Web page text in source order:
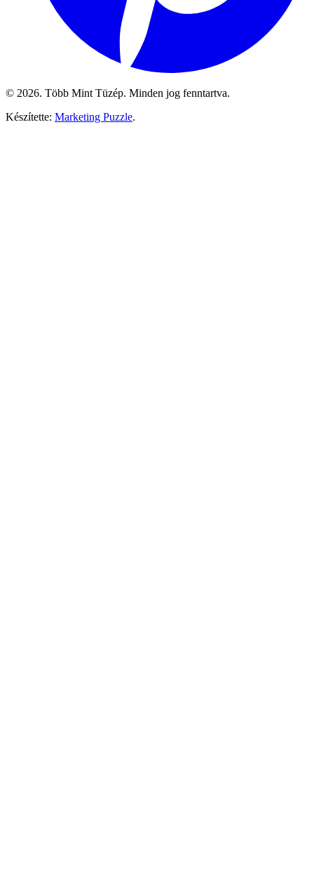
© 2026. Több Mint Tüzép. Minden jog fenntartva.
Készítette: Marketing Puzzle.